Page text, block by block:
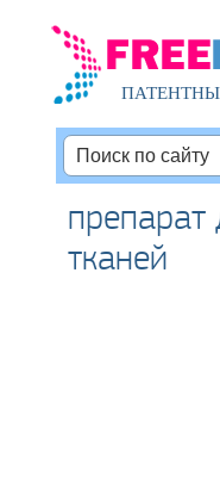
препарат
тканей